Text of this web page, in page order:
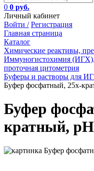
0 0 руб.
Личный кабинет
Войти / Регистрация
Главная страница
Каталог
Химические реактивы,
Иммуногистохимия
проточная цитометрия
Буферы и растворы для
Буфер фосфатный, 25x-
Буфер
кратный,